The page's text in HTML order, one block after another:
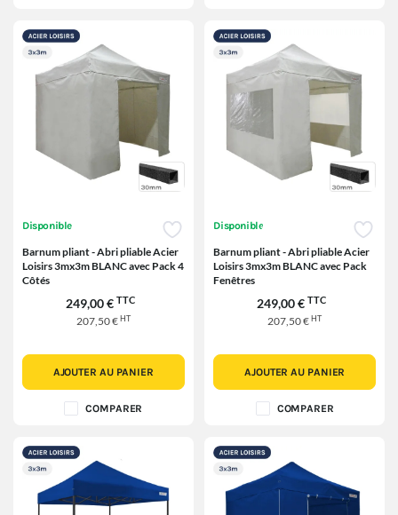
Disponible
Barnum pliant - Abri pliable Acier
Loisirs 3mx3m BLANC avec Pack 4
Côtés
249,00 € TTC
207,50 €HT
AJOUTER AU PANIER
COMPARER
Disponible
Barnum pliant - Abri pliable Acier
Loisirs 3mx3m BLANC avec Pack
Fenêtres
249,00 € TTC
207,50 €HT
AJOUTER AU PANIER
COMPARER